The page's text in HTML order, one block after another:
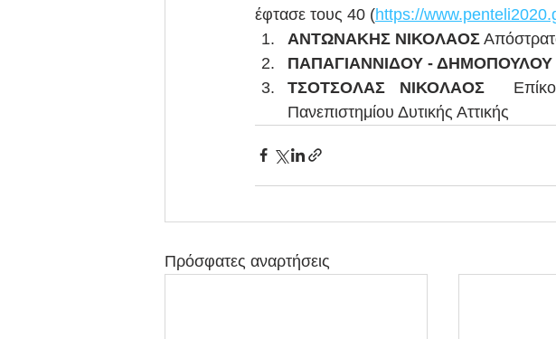
έφτασε τους 40 (https://
ΑΝΤΩΝΑΚΗΣ ΝΙΚΟΛΑΟΣ
ΠΑΠΑΓΙΑΝΝΙΔΟΥ -
ΤΣΟΤΣΟΛΑΣ ΝΙΚΟΛΑΟΣ
Πανεπιστημίου Δυτικής Αττικής
Πρόσφατες αναρτήσεις